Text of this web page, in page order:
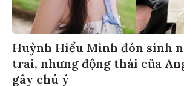
Huỳnh Hiểu Minh đón sinh
trai, nhưng động thái của
gây chú ý